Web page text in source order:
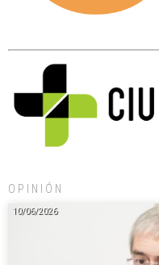
OPINIÓN
10/06/2026